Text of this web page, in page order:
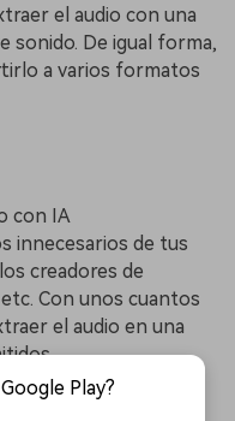
el audio con una
sonido. De igual forma,
a varios formatos
con IA
innecesarios de tus
creadores de
Con unos cuantos
el audio en una
Play?